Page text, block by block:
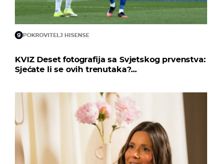
POKROVITELJ HISENSE
KVIZ Deset fotografija sa Svjetskog prvenstva:
Sjećate li se ovih trenutaka?...